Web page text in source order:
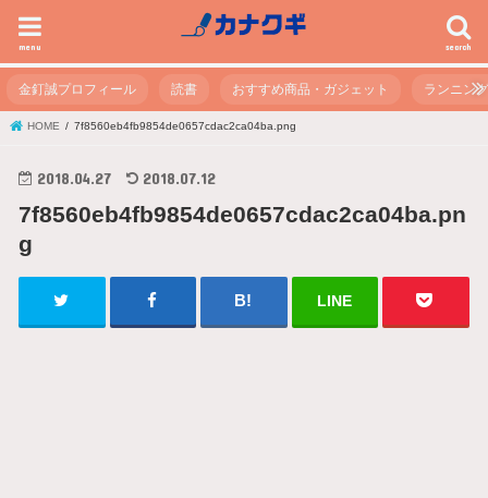
search
menu
金釘誠プロフィール 読書 おすすめ商品・ガジェット ランニング
HOME 7f8560eb4fb9854de0657cdac2ca04ba.png
2018.04.27 2018.07.12
7f8560eb4fb9854de0657cdac2ca04ba.pn
g
LINE